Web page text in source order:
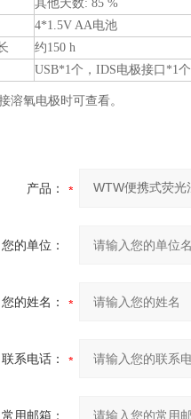
其他天数: 85 %
4*1.5V AA电池
约150 h
USB*1个，IDS电极接口*1个
溶氧电极时可查看。
产品：
您的单位：
您的姓名：
联系电话：
常用邮箱：